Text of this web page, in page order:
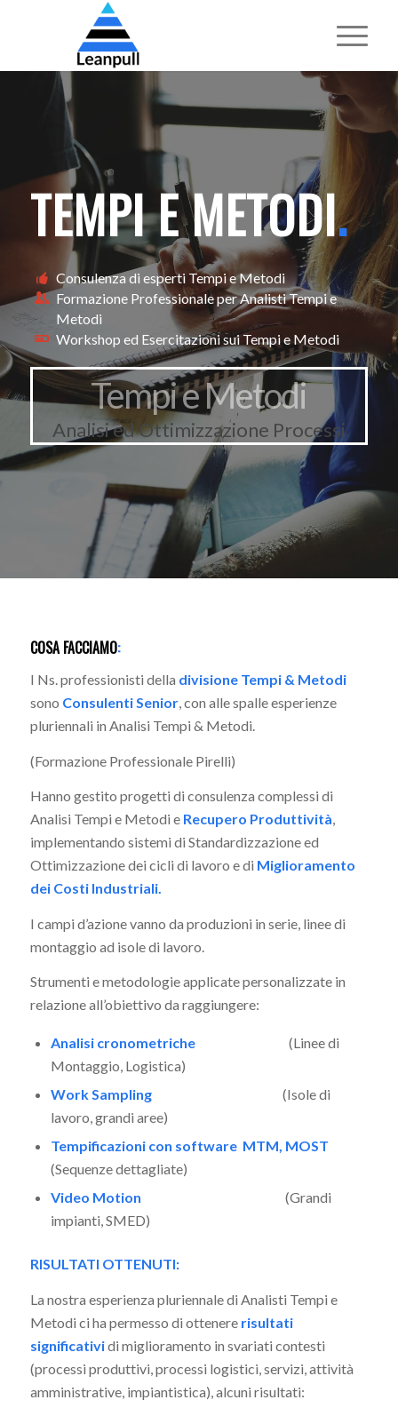
TEMPI E METODI.
Consulenza di esperti Tempi e Metodi
Formazione Professionale per Analisti Tempi e
Metodi
Workshop ed Esercitazioni sui Tempi e Metodi
Tempi e Metodi
Analisi ed Ottimizzazione Processi
COSA FACCIAMO:
I Ns. professionisti della divisione Tempi & Metodi
sono Consulenti Senior, con alle spalle esperienze
pluriennali in Analisi Tempi & Metodi.
(Formazione Professionale Pirelli)
Hanno gestito progetti di consulenza complessi di
Analisi Tempi e Metodi e Recupero Produttività,
implementando sistemi di Standardizzazione ed
Ottimizzazione dei cicli di lavoro e di Miglioramento
dei Costi Industriali.
I campi d’azione vanno da produzioni in serie, linee di
montaggio ad isole di lavoro.
Strumenti e metodologie applicate personalizzate in
relazione all’obiettivo da raggiungere:
Analisi cronometriche(Linee di
Montaggio, Logistica)
Work Sampling(Isole di
lavoro, grandi aree)
Tempificazioni con software MTM, MOST
(Sequenze dettagliate)
Video Motion (Grandi
impianti, SMED)
RISULTATI OTTENUTI:
La nostra esperienza pluriennale di Analisti Tempi e
Metodi ci ha permesso di ottenere risultati
significatividi miglioramento in svariati contesti
(processi produttivi, processi logistici, servizi, attività
amministrative, impiantistica), alcuni risultati: